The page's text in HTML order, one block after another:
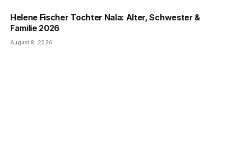
Helene Fischer Tochter Nala: Alter, Schwester &
Familie 2026
August 9, 2026